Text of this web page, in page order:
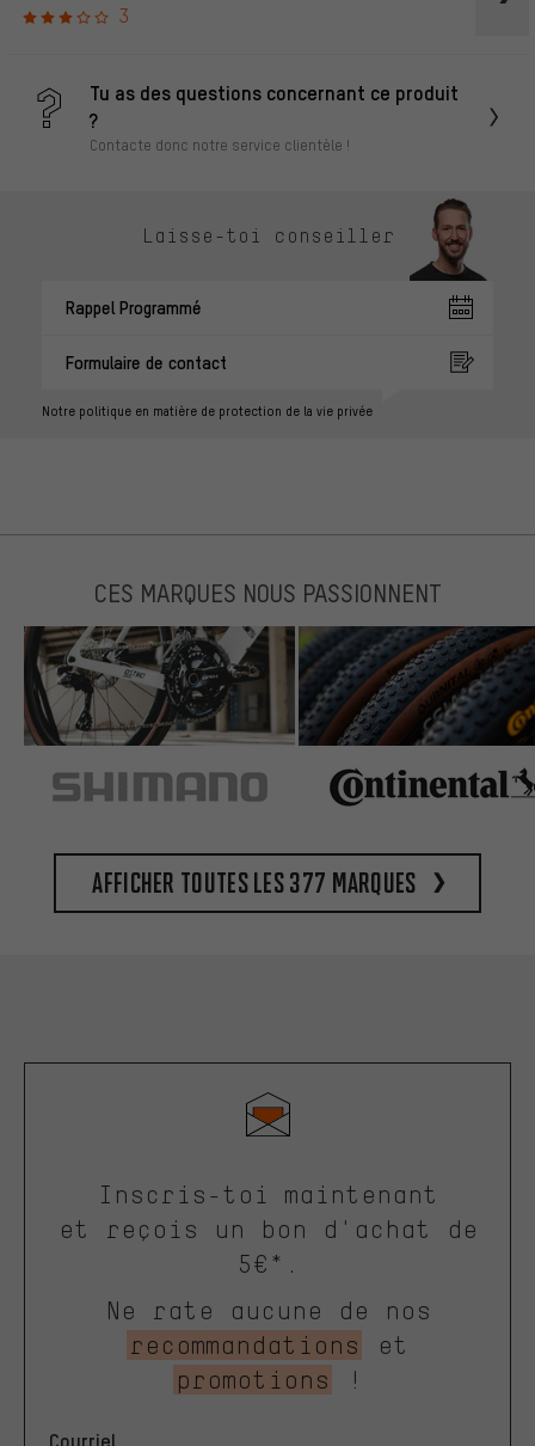
3
Tu as des questions concernant ce produit
?
Contacte donc notre service clientèle !
Laisse-toi conseiller
Rappel Programmé
Formulaire de contact
Notre politique en matière de protection de la vie privée
CES MARQUES NOUS PASSIONNENT
Afficher toutes les 377 marques
Inscris-toi maintenant
et reçois un bon d'achat de
5€*.
Ne rate aucune de nos
recommandations
et
promotions
!
Courriel